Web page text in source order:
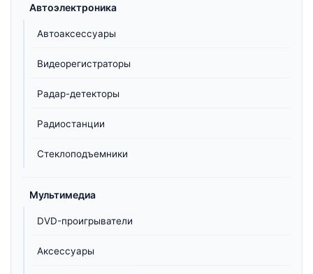
Автоэлектроника
Автоаксессуары
Видеорегистраторы
Радар-детекторы
Радиостанции
Стеклоподъемники
Мультимедиа
DVD-проигрыватели
Аксессуары